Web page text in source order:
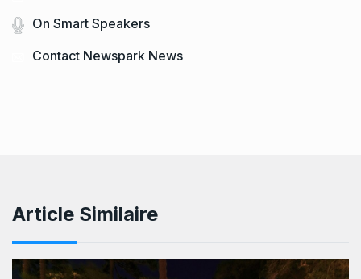
On Smart Speakers
Contact Newspark News
Article Similaire